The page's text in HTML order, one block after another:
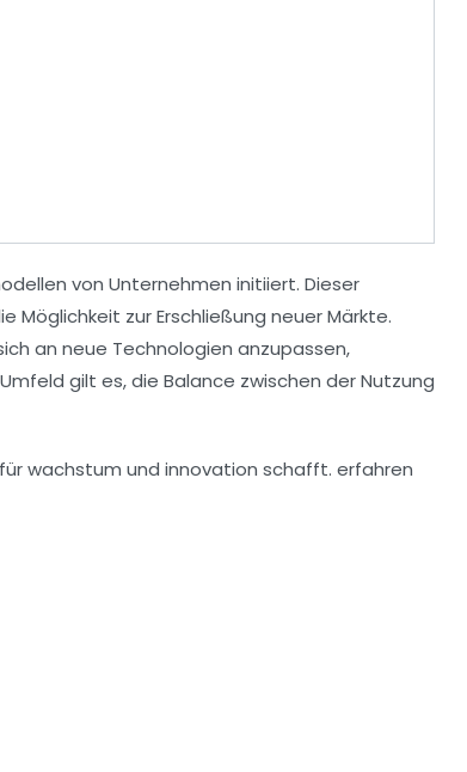
von Unternehmen initiiert. Dieser
Möglichkeit zur Erschließung neuer Märkte.
an neue Technologien anzupassen,
gilt es, die Balance zwischen der Nutzung